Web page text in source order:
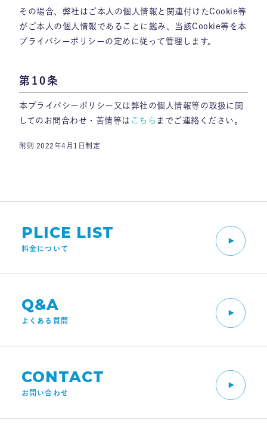
その場合、弊社はご本人の個人情報と関連付けたCookie等
がご本人の個人情報であることに鑑み、当該Cookie等を本
プライバシーポリシーの定めに従って管理します。
第10条
本プライバシーポリシー又は弊社の個人情報等の取扱に関
してのお問合わせ・苦情等は こちら までご連絡ください。
附則 2022年4月1日制定
PLICE LIST
料金について
Q&A
よくある質問
CONTACT
お問い合わせ